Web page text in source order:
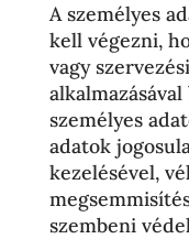
A személyes
kell végezni,
vagy
személyes
adatok
kezelésével,
szembeni